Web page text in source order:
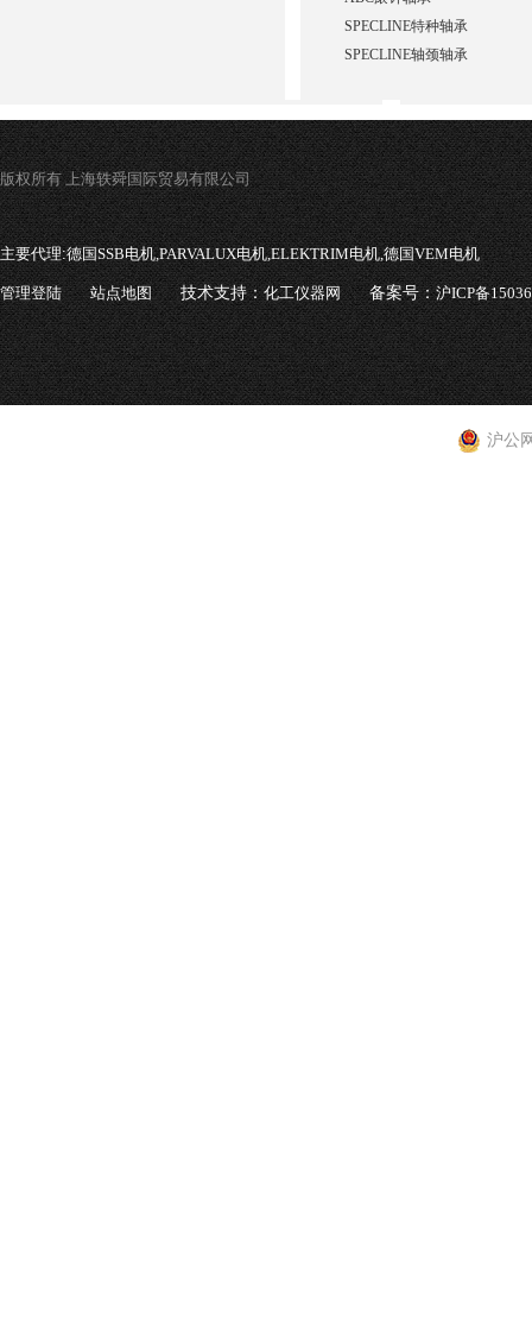
SPECLINE特种轴承
SPECLINE轴颈轴承
版权所有 上海轶舜国际贸易有限公司
主要代理:德国SSB电机,PARVALUX电机,ELEKTRIM电机,德国VEM电机
管理登陆 站点地图 技术支持：化工仪器网 备案号：沪ICP备
沪公